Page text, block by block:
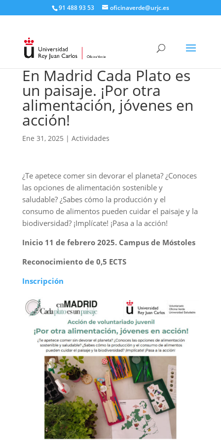
91 488 93 53 oficinaverde@urjc.es
En Madrid Cada Plato es
un paisaje. ¡Por otra
alimentación, jóvenes en
acción!
Ene 31, 2025 | Actividades
¿Te apetece comer sin devorar el planeta? ¿Conoces
las opciones de alimentación sostenible y
saludable? ¿Sabes cómo la producción y el
consumo de alimentos pueden cuidar el paisaje y la
biodiversidad? ¡Implícate! ¡Pasa a la acción!
Inicio 11 de febrero 2025. Campus de Móstoles
Reconocimiento de 0,5 ECTS
Inscripción